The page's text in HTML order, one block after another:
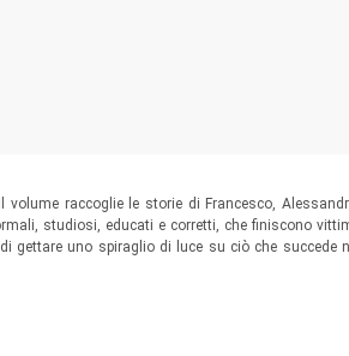
raccoglie le storie di Francesco,
studiosi, educati e corretti, che finiscono
gettare uno spiraglio di luce su ciò che succede